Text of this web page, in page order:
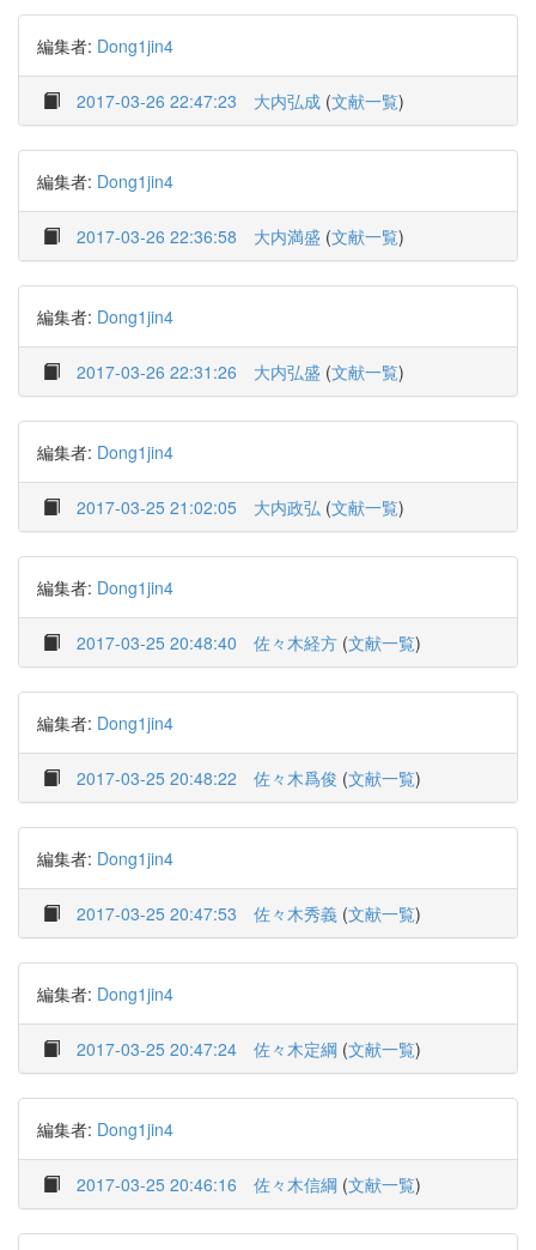
編集者: Dong1jin4
2017-03-26 22:47:23 大内弘成 (文献一覧)
編集者: Dong1jin4
2017-03-26 22:36:58 大内満盛 (文献一覧)
編集者: Dong1jin4
2017-03-26 22:31:26 大内弘盛 (文献一覧)
編集者: Dong1jin4
2017-03-25 21:02:05 大内政弘 (文献一覧)
編集者: Dong1jin4
2017-03-25 20:48:40 佐々木経方 (文献一覧)
編集者: Dong1jin4
2017-03-25 20:48:22 佐々木爲俊 (文献一覧)
編集者: Dong1jin4
2017-03-25 20:47:53 佐々木秀義 (文献一覧)
編集者: Dong1jin4
2017-03-25 20:47:24 佐々木定綱 (文献一覧)
編集者: Dong1jin4
2017-03-25 20:46:16 佐々木信綱 (文献一覧)